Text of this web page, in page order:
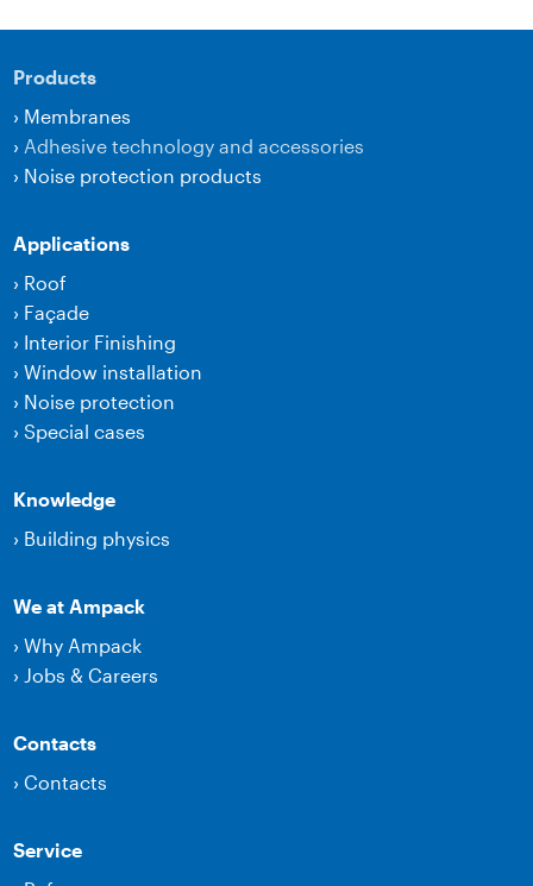
Products
› Membranes
› Adhesive technology and accessories
› Noise protection products
Applications
› Roof
› Façade
› Interior Finishing
›Window installation
› Noise protection
›Special cases
Knowledge
› Building physics
We at Ampack
›Why Ampack
›Jobs & Careers
Contacts
›Contacts
Service